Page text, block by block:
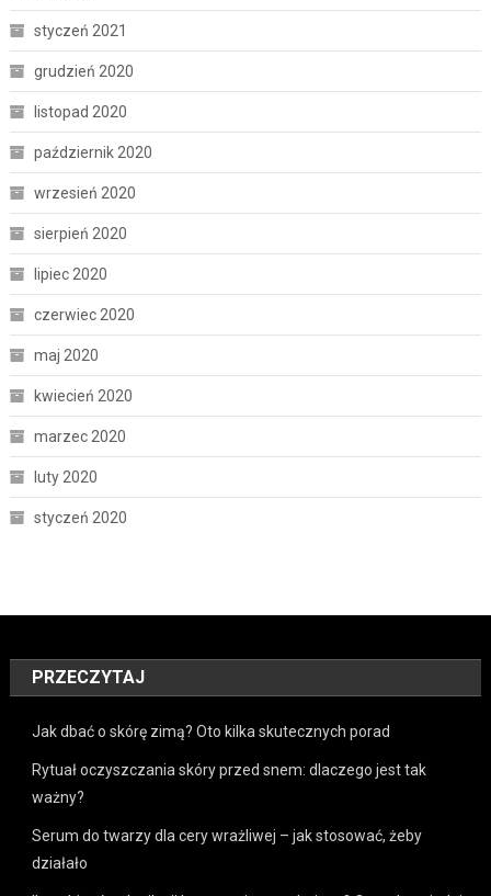
styczeń 2021
grudzień 2020
listopad 2020
październik 2020
wrzesień 2020
sierpień 2020
lipiec 2020
czerwiec 2020
maj 2020
kwiecień 2020
marzec 2020
luty 2020
styczeń 2020
PRZECZYTAJ
Jak dbać o skórę zimą? Oto kilka skutecznych porad
Rytuał oczyszczania skóry przed snem: dlaczego jest tak
ważny?
Serum do twarzy dla cery wrażliwej – jak stosować, żeby
działało